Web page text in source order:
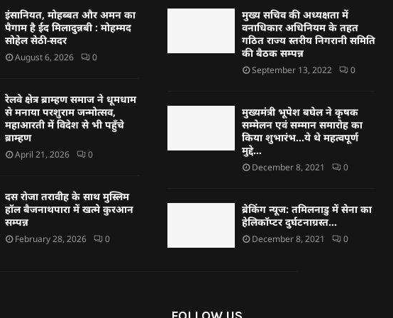
इंसानियत, मोहब्बत और अमन का
पैगाम है ईद मिलादुन्नबी : मोहम्मद
सोहेल सेठी-सदर
August 6, 2026 0
रेलवे क्षेत्र ब्राम्हण समाज ने धूमधाम
से मनाया परशुराम जन्मोत्सव,
महाआरती में विदेश से भी पहुँचे
ब्राम्हण
April 21, 2026 0
दस रोजा तरावीह के साथ मुस्लिम
हॉल बैजनाथपारा में खत्मे कुरआन
सम्पन्न
February 28, 2026 0
मुख्य सचिव की अध्यक्षता में
वनाधिकार अधिनियम के तहत
गठित राज्य स्तरीय निगरानी समिति
की बैठक सम्पन्न
September 13, 2022 0
मुख्यमंत्री भूपेश बघेल ने कृषक
सम्मेलन एवं सम्मान समारोह का
किया शुभारंभ…ये थे महत्वपूर्ण
मुद्दे…
December 8, 2021 0
ब्रेकिंग न्यूज: तमिलनाडु में सेना का
हेलिकॉप्टर दुर्घटनाग्रस्त…
December 8, 2021 0